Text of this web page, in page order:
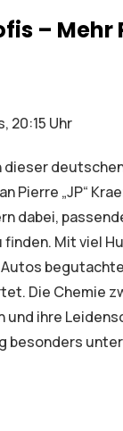
– Mehr
20:15 Uhr
dieser
Pierre „JP“
dabei,
Mit viel
Die Chemie
und ihre
besonders